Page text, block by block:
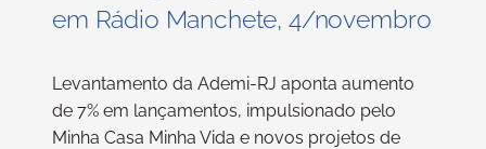
em Rádio Manchete, 4/novembro
Levantamento da Ademi-RJ aponta aumento
de 7% em lançamentos, impulsionado pelo
Minha Casa Minha Vida e novos projetos de